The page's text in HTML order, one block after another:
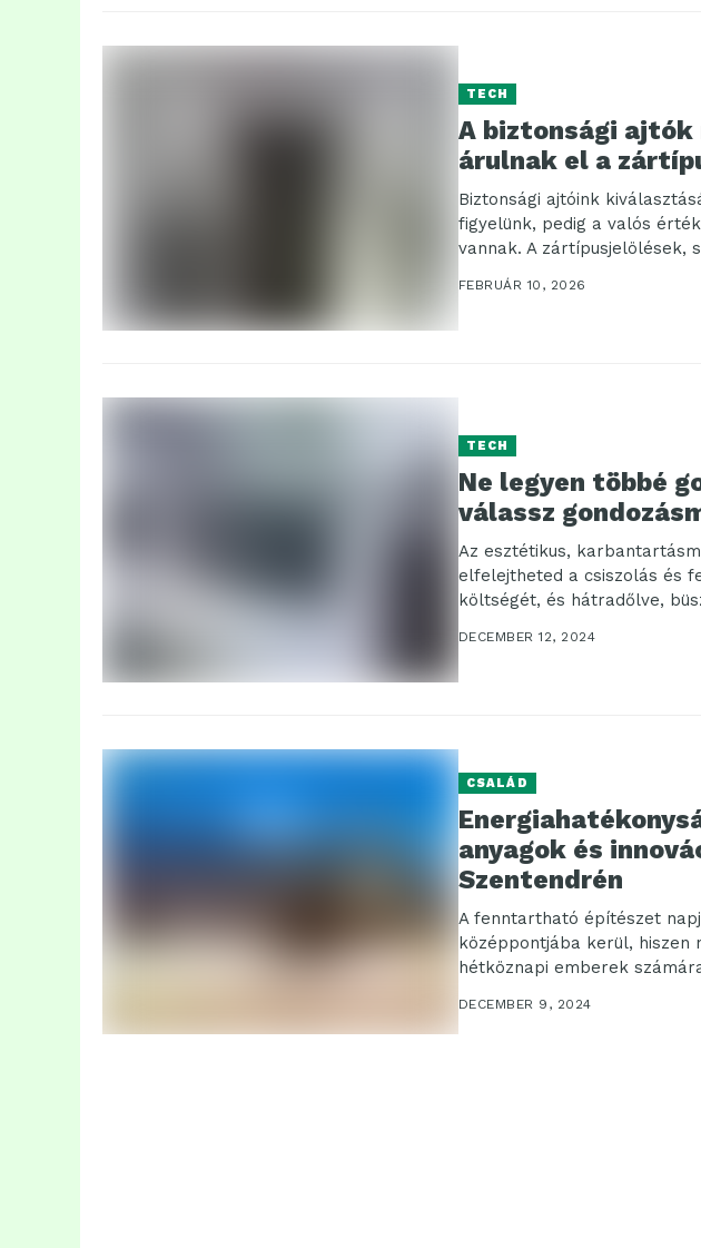
TECH
A biztonsági
árulnak el a
Biztonsági ajtóink
figyelünk, pedig a valós
vannak. A zártípusjelölések,
FEBRUÁR 10, 2026
TECH
Ne legyen többé
válassz
Az esztétikus,
elfelejtheted a csiszolás és
költségét, és hátradőlve,
DECEMBER 12, 2024
CSALÁD
anyagok és
Szentendrén
A fenntartható építészet
középpontjába kerül, hiszen
hétköznapi emberek
DECEMBER 9, 2024